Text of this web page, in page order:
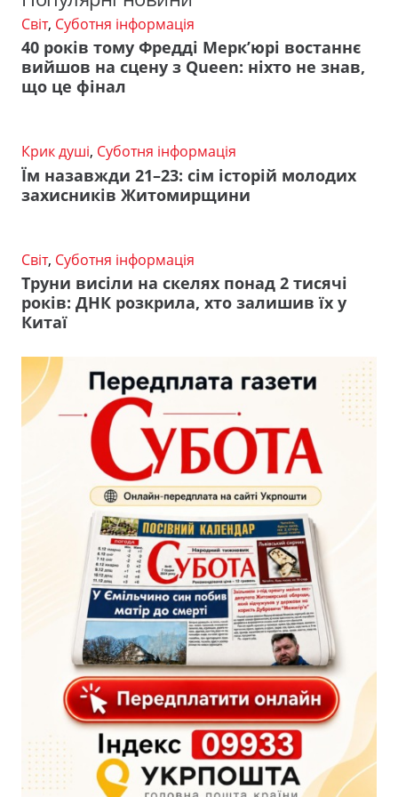
Світ, Суботня інформація
40 років тому Фредді Мерк’юрі востаннє
вийшов на сцену з Queen: ніхто не знав,
що це фінал
Крик душі, Суботня інформація
Їм назавжди 21–23: сім історій молодих
захисників Житомирщини
Світ, Суботня інформація
Труни висіли на скелях понад 2 тисячі
років: ДНК розкрила, хто залишив їх у
Китаї